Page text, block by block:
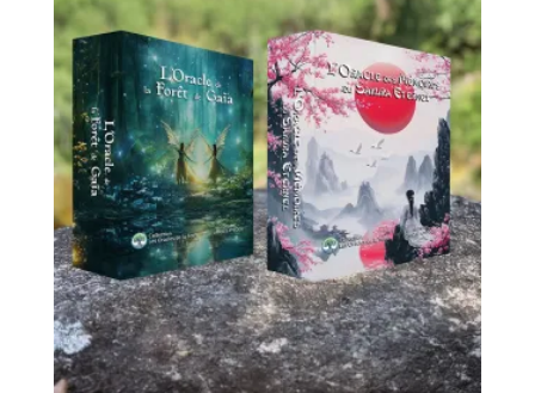
89,60 €.79,90 €.